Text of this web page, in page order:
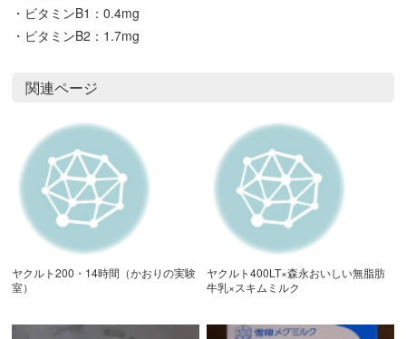
・ビタミンB1：0.4mg
・ビタミンB2：1.7mg
関連ページ
ヤクルト200・14時間（かおりの実験
室）
ヤクルト400LT×森永おいしい無脂肪
牛乳×スキムミルク